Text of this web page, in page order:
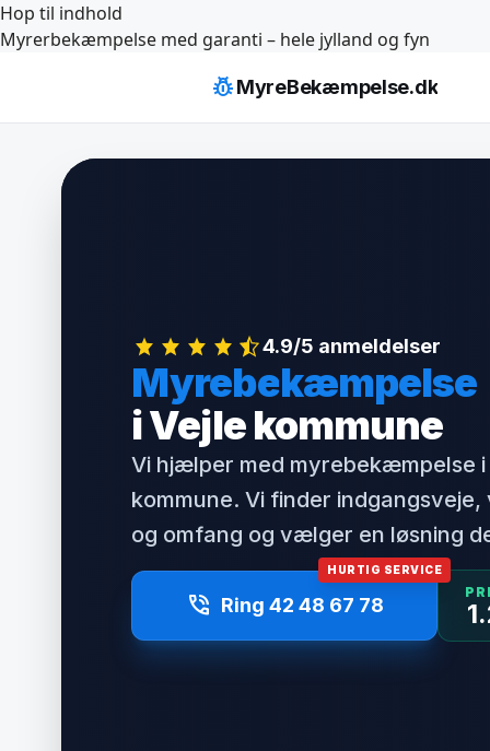
Hop til indhold
Myrerbekæmpelse med garanti – hele jylland og fyn
pest_controlMyreBekæmpelse.dk
4.9/5 anmeldelser
Myrebekæmpelse
i Vejle kommune
Vi hjælper med myrebekæmpelse i
kommune. Vi finder
og omfang og vælger en løsning
HURTIG SERVICE
phone_in_talk Ring 42 48 67 78